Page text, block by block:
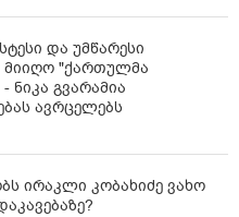
და უმწარესი
მიიღო "ქართულმა
ნიკა გვარამია
ავრცელებს
ირაკლი კობახიძე ვახო